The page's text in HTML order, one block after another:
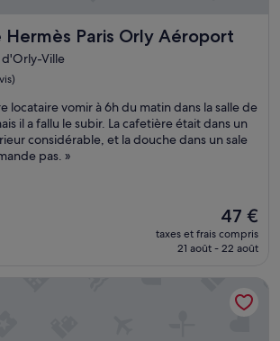
Hermès Paris Orly Aéroport
Paris Orly Aéroport
d'Orly-Ville
locataire vomir à 6h du matin dans la salle de
il a fallu le subir. La cafetière était dans un
considérable, et la douche dans un sale
pas. »
Le
nouveau
prix
de
47 €
47 €
taxes et frais compris
21 août - 22 août